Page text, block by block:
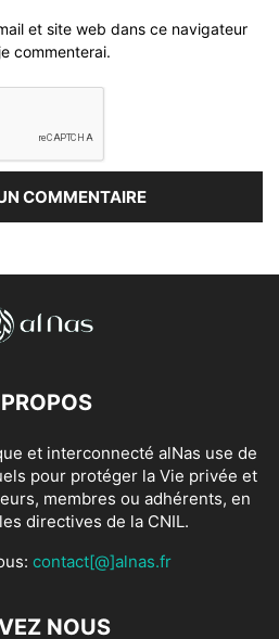
et site web dans ce navigateur
commenterai.
et interconnecté alNas use de
pour protéger la Vie privée et
membres ou adhérents, en
directives de la CNIL.
contact[@]alnas.fr
NOUS